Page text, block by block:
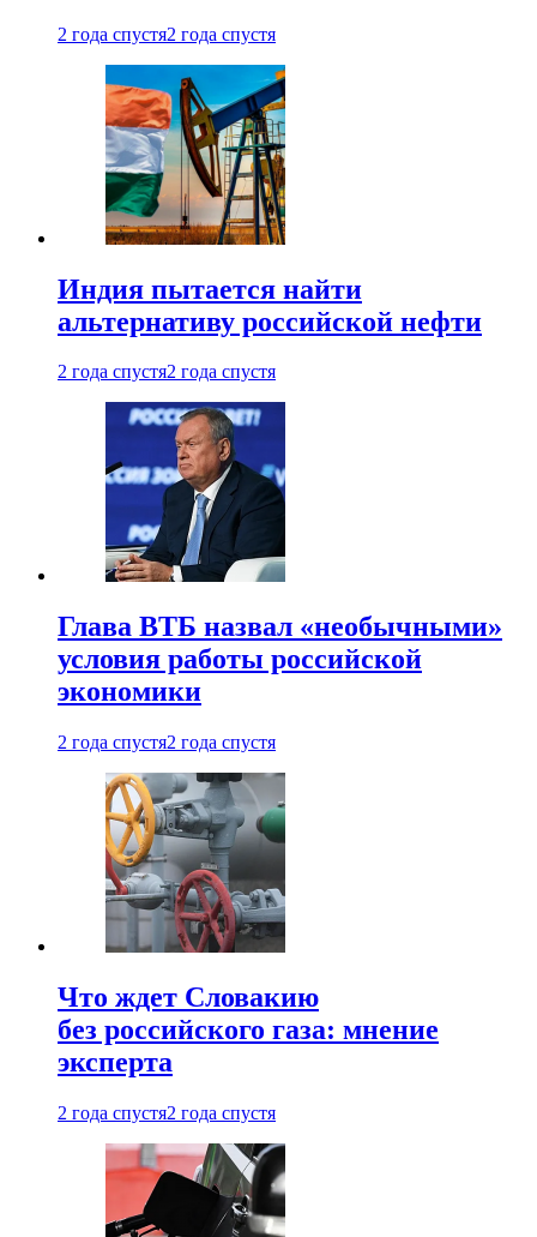
2 года спустя2 года спустя
Индия пытается найти
альтернативу российской нефти
2 года спустя2 года спустя
Глава ВТБ назвал «необычными»
условия работы российской
экономики
2 года спустя2 года спустя
Что ждет Словакию
без российского газа: мнение
эксперта
2 года спустя2 года спустя